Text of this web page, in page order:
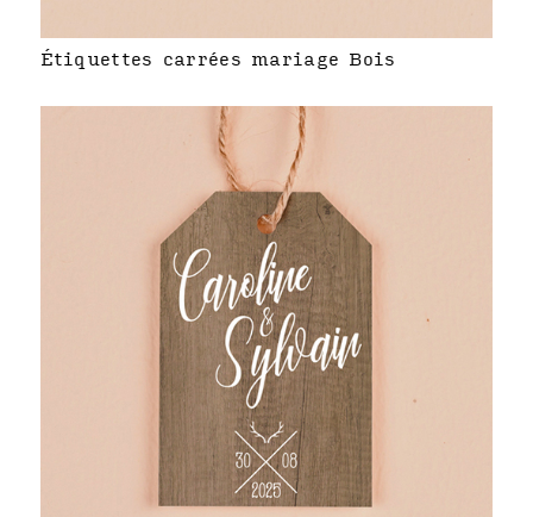
Étiquettes carrées mariage Bois